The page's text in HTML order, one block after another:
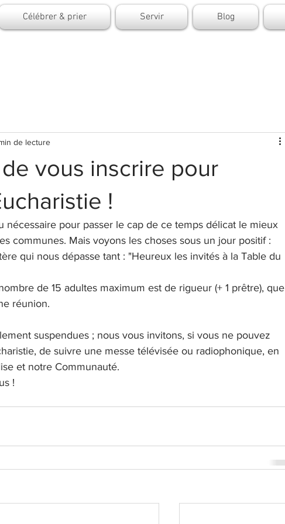
Célébrer & prier Servir Blog
vous inscrire pour
!
de lecture
nécessaire pour passer le cap de ce temps délicat le mieux
communes. Mais voyons les choses sous un jour positif :
qui nous dépasse tant : "Heureux les invités à la Table du
de 15 adultes maximum est de rigueur (+ 1 prêtre), que
réunion.
suspendues ; nous vous invitons, si vous ne pouvez
de suivre une messe télévisée ou radiophonique, en
et notre Communauté.
!